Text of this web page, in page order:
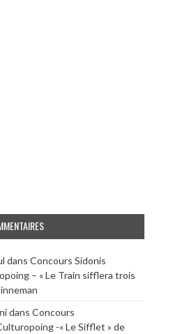
dans Concours Sidonis
– « Le Train sifflera trois
dans Concours
-« Le Sifflet » de